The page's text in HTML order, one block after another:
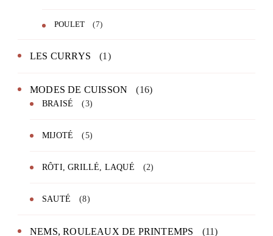
POULET (7)
LES CURRYS (1)
MODES DE CUISSON (16)
BRAISÉ (3)
MIJOTÉ (5)
RÔTI, GRILLÉ, LAQUÉ (2)
SAUTÉ (8)
NEMS, ROULEAUX DE PRINTEMPS (11)